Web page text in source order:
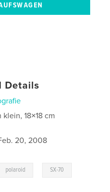
Details
18×18 cm
20, 2008
polaroid SX-70